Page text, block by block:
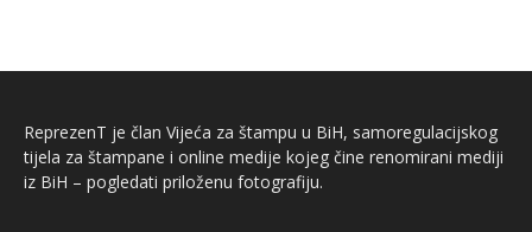
ReprezenT je član Vijeća za štampu u BiH, samoregulacijskog
tijela za štampane i online medije kojeg čine renomirani mediji
iz BiH – pogledati priloženu fotografiju.